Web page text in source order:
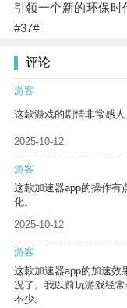
引领一个新的环保时
#37#
评论
游客
这款游戏的剧情非常感人
2025-10-12
游客
这款加速器app的操作有
化。
2025-10-12
游客
这款加速器app的加速效
况了。我以前玩游戏经
不少。